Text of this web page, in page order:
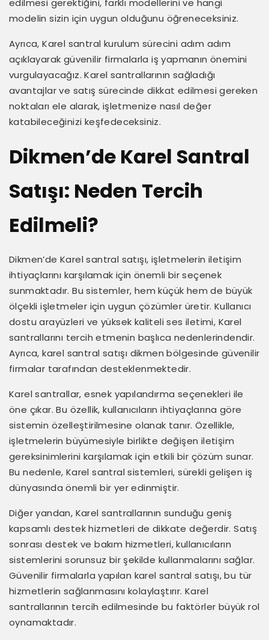
modelin sizin için uygun olduğunu öğreneceksiniz.
Ayrıca, Karel santral kurulum sürecini adım adım
açıklayarak güvenilir firmalarla iş yapmanın önemini
vurgulayacağız. Karel santrallarının sağladığı
avantajlar ve satış sürecinde dikkat edilmesi gereken
noktaları ele alarak, işletmenize nasıl değer
katabileceğinizi keşfedeceksiniz.
Dikmen’de Karel Santral
Satışı: Neden Tercih
Edilmeli?
Dikmen’de Karel santral satışı, işletmelerin iletişim
ihtiyaçlarını karşılamak için önemli bir seçenek
sunmaktadır. Bu sistemler, hem küçük hem de büyük
ölçekli işletmeler için uygun çözümler üretir. Kullanıcı
dostu arayüzleri ve yüksek kaliteli ses iletimi, Karel
santrallarını tercih etmenin başlıca nedenlerindendir.
Ayrıca, karel santral satışı dikmen bölgesinde güvenilir
firmalar tarafından desteklenmektedir.
Karel santrallar, esnek yapılandırma seçenekleri ile
öne çıkar. Bu özellik, kullanıcıların ihtiyaçlarına göre
sistemin özelleştirilmesine olanak tanır. Özellikle,
işletmelerin büyümesiyle birlikte değişen iletişim
gereksinimlerini karşılamak için etkili bir çözüm sunar.
Bu nedenle, Karel santral sistemleri, sürekli gelişen iş
dünyasında önemli bir yer edinmiştir.
Diğer yandan, Karel santrallarının sunduğu geniş
kapsamlı destek hizmetleri de dikkate değerdir. Satış
sonrası destek ve bakım hizmetleri, kullanıcıların
sistemlerini sorunsuz bir şekilde kullanmalarını sağlar.
Güvenilir firmalarla yapılan karel santral satışı, bu tür
hizmetlerin sağlanmasını kolaylaştırır. Karel
santrallarının tercih edilmesinde bu faktörler büyük rol
oynamaktadır.